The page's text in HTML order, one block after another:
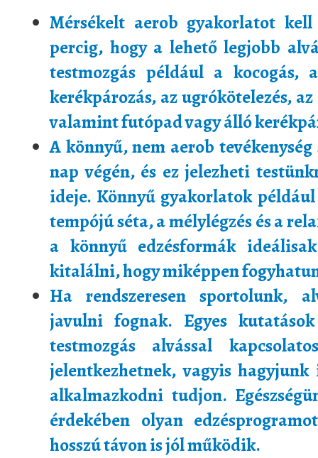
Mérsékelt aerob gyakorlatot
percig, hogy a lehető legjobb
testmozgás például a kocogás,
kerékpározás, az ugrókötelezés,
valamint futópad vagy álló
A könnyű, nem aerob
nap végén, és ez jelezheti
ideje. Könnyű gyakorlatok
tempójú séta, a mélylégzés és a
a könnyű edzésformák
kitalálni, hogy miképpen
Ha rendszeresen sportolunk,
javulni fognak. Egyes
testmozgás alvással
jelentkezhetnek, vagyis
alkalmazkodni tudjon.
érdekében olyan
hosszú távon is jól működik.